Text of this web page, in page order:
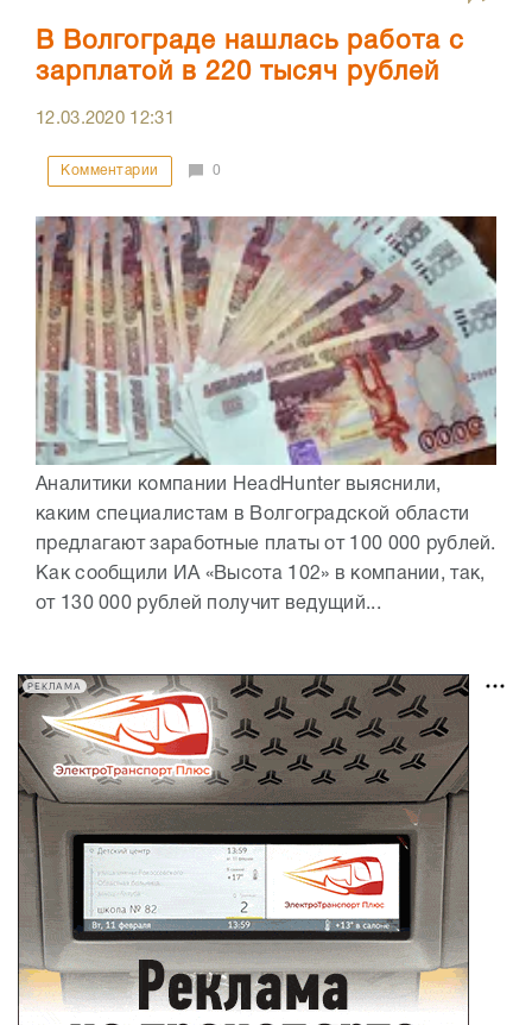
В Волгограде нашлась работа с
зарплатой в 220 тысяч рублей
12.03.2020 12:31
Комментарии 0
Аналитики компании HeadHunter выяснили,
каким специалистам в Волгоградской области
предлагают заработные платы от 100 000 рублей.
Как сообщили ИА «Высота 102» в компании, так,
от 130 000 рублей получит ведущий...
РЕКЛАМА